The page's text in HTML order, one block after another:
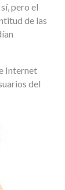
pero el
de las
Internet
del